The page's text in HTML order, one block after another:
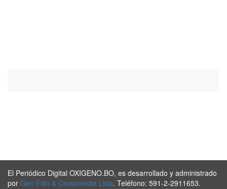
El Periódico Digital OXIGENO.BO, es desarrollado y administrado
por Gen Film & Crossmedia Ltda. Teléfono: 591-2-2911653.